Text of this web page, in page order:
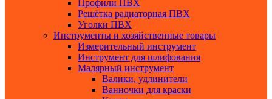
Профили ПВХ
Решётка радиаторная ПВХ
Уголки ПВХ
Инструменты и хозяйственные товары
Измерительный инструмент
Инструмент для шлифования
Малярный инструмент
Валики, удлинители
Ванночки для краски